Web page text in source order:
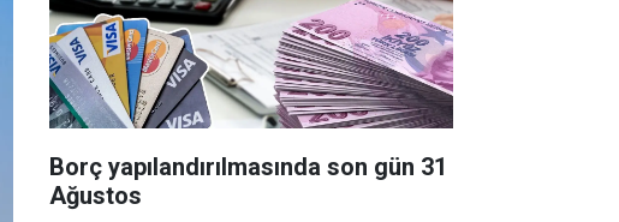
Borç yapılandırılmasında son gün 31
Ağustos